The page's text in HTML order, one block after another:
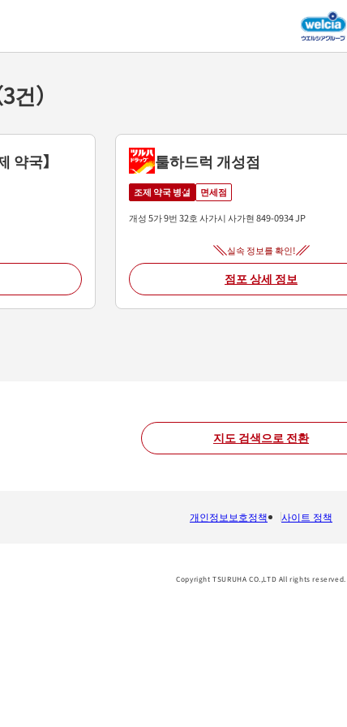
）
약국】 툴하드럭 개성점
조제 약국 병설
면세점
개성 5가 9번 32호사가시사가현849-0934JP
실속 정보를 확인!
점포 상세 정보
지도 검색으로 전환
개인정보보호정책 사이트 정책
Copyright TSURUHA CO.,LTD All rights reserved.